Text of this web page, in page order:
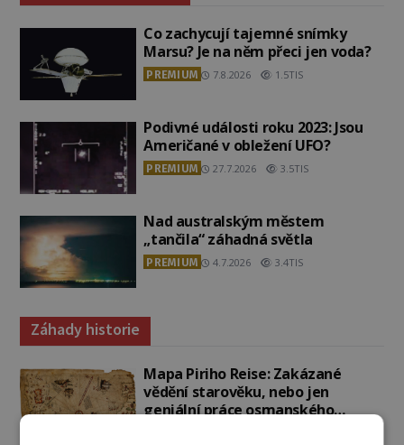
Co zachycují tajemné snímky
Marsu? Je na něm přeci jen voda?
PREMIUM 7.8.2026 1.5TIS
Podivné události roku 2023: Jsou
Američané v obležení UFO?
PREMIUM 27.7.2026 3.5TIS
Nad australským městem
„tančila“ záhadná světla
PREMIUM 4.7.2026 3.4TIS
Záhady historie
Mapa Piriho Reise: Zakázané
vědění starověku, nebo jen
geniální práce osmanského